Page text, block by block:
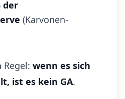
der
(Karvonen-
wenn es sich
ist es kein GA.